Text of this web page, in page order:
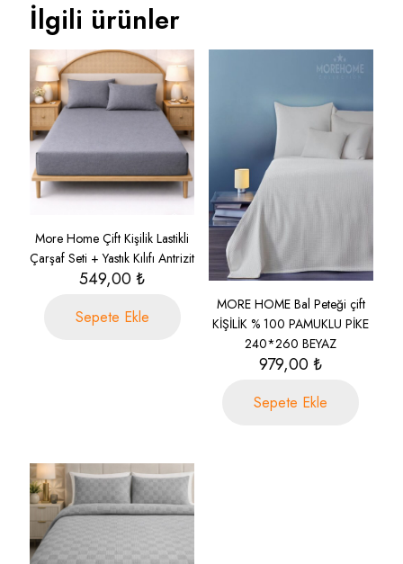
İlgili ürünler
More Home Çift Kişilik Lastikli
Çarşaf Seti + Yastık Kılıfı Antrizit
549,00₺
Sepete Ekle
MORE HOME Bal Peteği çift
KİŞİLİK % 100 PAMUKLU PİKE
240*260 BEYAZ
979,00₺
Sepete Ekle